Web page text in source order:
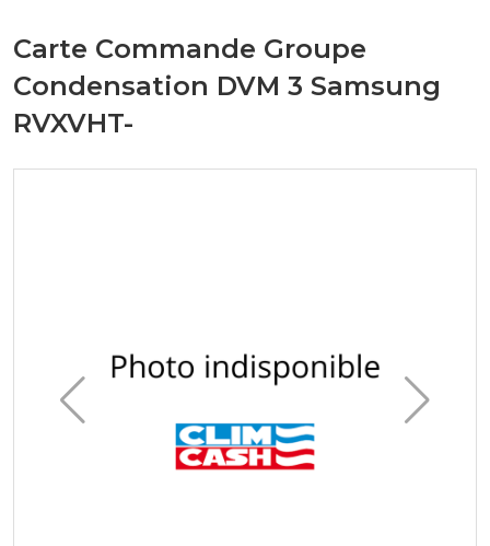
Carte Commande Groupe
Condensation DVM 3 Samsung
RVXVHT-